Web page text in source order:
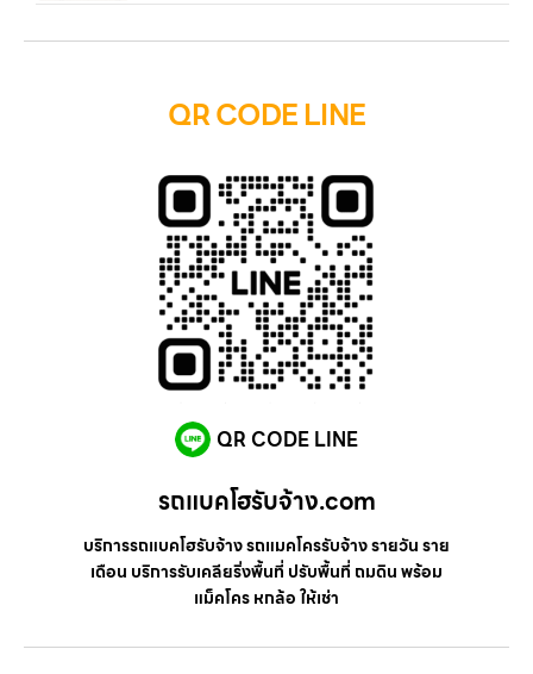
QR CODE LINE
QR CODE LINE
รถแบคโฮรับจ้าง.com
บริการรถแบคโฮรับจ้าง รถแมคโครรับจ้าง รายวัน ราย
เดือน บริการรับเคลียริ่งพื้นที่ ปรับพื้นที่ ถมดิน พร้อม
แม็คโคร หกล้อ ให้เช่า